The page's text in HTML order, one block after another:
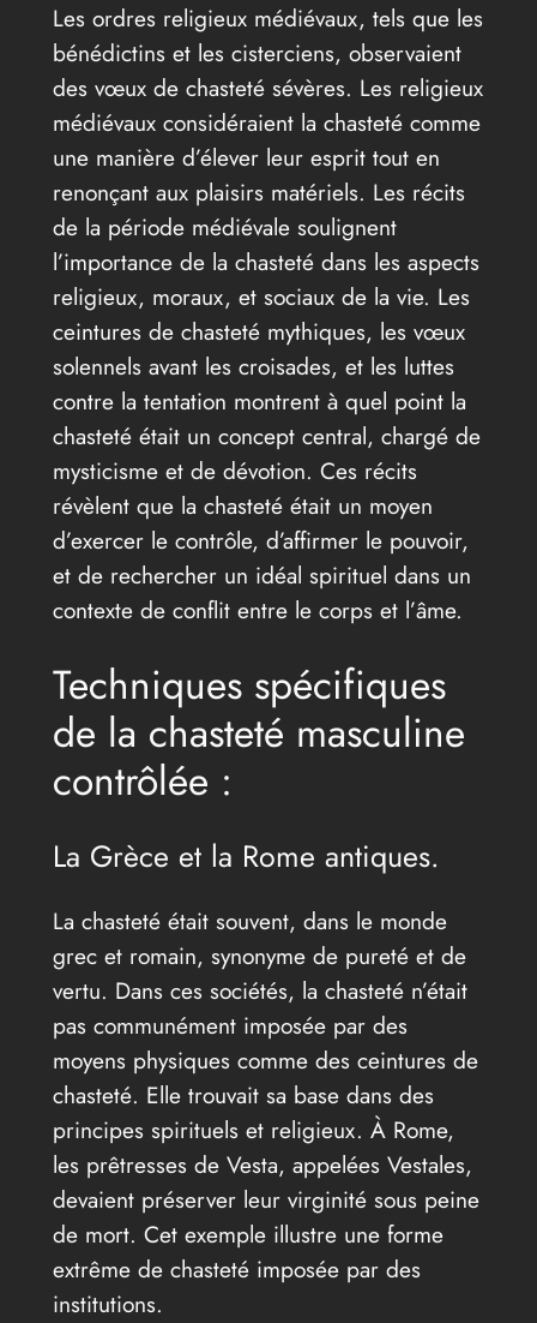
Les ordres religieux médiévaux, tels que les
bénédictins et les cisterciens, observaient
des vœux de chasteté sévères. Les religieux
médiévaux considéraient la chasteté comme
une manière d’élever leur esprit tout en
renonçant aux plaisirs matériels. Les récits
de la période médiévale soulignent
l’importance de la chasteté dans les aspects
religieux, moraux, et sociaux de la vie. Les
ceintures de chasteté mythiques, les vœux
solennels avant les croisades, et les luttes
contre la tentation montrent à quel point la
chasteté était un concept central, chargé de
mysticisme et de dévotion. Ces récits
révèlent que la chasteté était un moyen
d’exercer le contrôle, d’affirmer le pouvoir,
et de rechercher un idéal spirituel dans un
contexte de conflit entre le corps et l’âme.
Techniques spécifiques
de la chasteté masculine
contrôlée :
La Grèce et la Rome antiques.
La chasteté était souvent, dans le monde
grec et romain, synonyme de pureté et de
vertu. Dans ces sociétés, la chasteté n’était
pas communément imposée par des
moyens physiques comme des ceintures de
chasteté. Elle trouvait sa base dans des
principes spirituels et religieux. À Rome,
les prêtresses de Vesta, appelées Vestales,
devaient préserver leur virginité sous peine
de mort. Cet exemple illustre une forme
extrême de chasteté imposée par des
institutions.